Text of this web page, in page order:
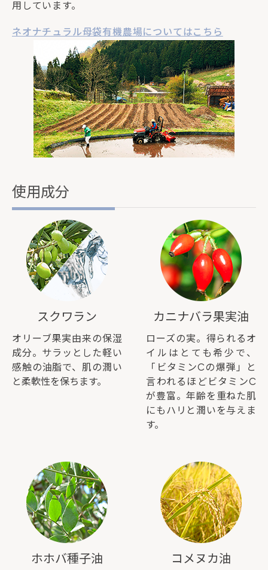
用しています。
ネオナチュラル母袋有機農場についてはこちら
使用成分
スクワラン
オリーブ果実由来の保湿
成分。サラッとした軽い
感触の油脂で、肌の潤い
と柔軟性を保ちます。
カニナバラ果実油
ローズの実。得られるオ
イルはとても希少で、
「ビタミンCの爆弾」と
言われるほどビタミンC
が豊富。年齢を重ねた肌
にもハリと潤いを与えま
す。
ホホバ種子油 コメヌカ油